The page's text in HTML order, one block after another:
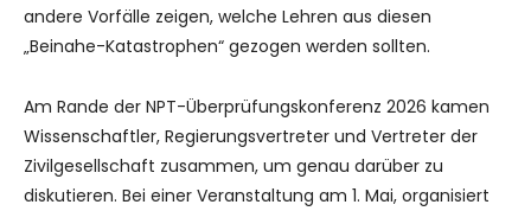
andere Vorfälle zeigen, welche Lehren aus diesen
„Beinahe-Katastrophen“ gezogen werden sollten.
Am Rande der NPT-Überprüfungskonferenz 2026 kamen
Wissenschaftler, Regierungsvertreter und Vertreter der
Zivilgesellschaft zusammen, um genau darüber zu
diskutieren. Bei einer Veranstaltung am 1. Mai, organisiert